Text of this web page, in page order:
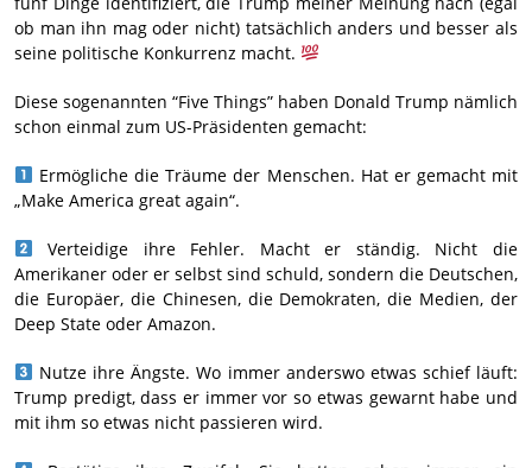
ob man ihn mag oder nicht) tatsächlich anders und besser als
seine politische Konkurrenz macht.
Diese sogenannten “Five Things” haben Donald Trump nämlich
schon einmal zum US-Präsidenten gemacht:
Ermögliche die Träume der Menschen. Hat er gemacht mit
„Make America great again“.
Verteidige ihre Fehler. Macht er ständig. Nicht die
Amerikaner oder er selbst sind schuld, sondern die Deutschen,
die Europäer, die Chinesen, die Demokraten, die Medien, der
Deep State oder Amazon.
Nutze ihre Ängste. Wo immer anderswo etwas schief läuft:
Trump predigt, dass er immer vor so etwas gewarnt habe und
mit ihm so etwas nicht passieren wird.